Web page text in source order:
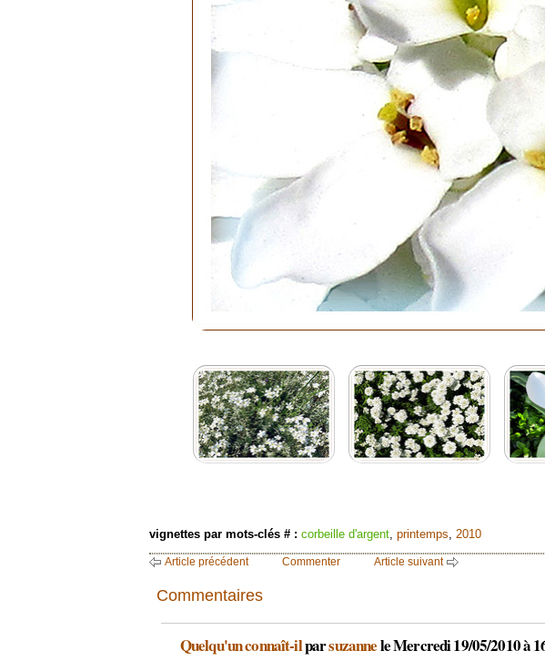
vignettes par mots-clés # : corbeille d'argent, printemps, 2010
Article précédent Commenter Article suivant
Commentaires
Quelqu'un connaît-ilparsuzannele Mercredi 19/05/2010 à